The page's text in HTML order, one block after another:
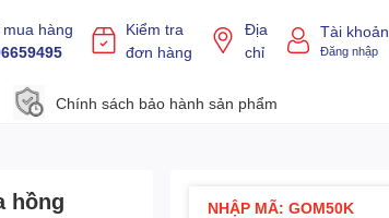
hàng
Kiểm tra
đơn hàng
Địa
chỉ
Tài khoản
Đăng nhập
Chính sách bảo hành sản phẩm
hồng NHẬP MÃ: GOM50K